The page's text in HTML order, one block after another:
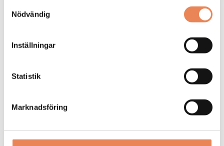
Nödvändig
Inställningar
Statistik
Marknadsföring